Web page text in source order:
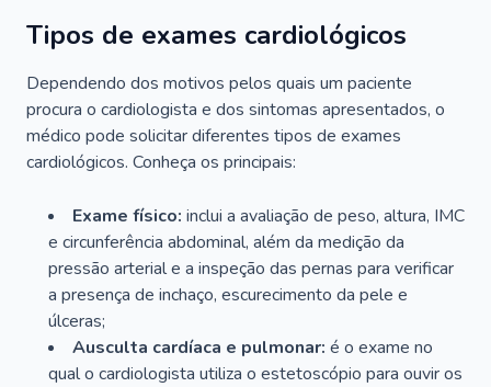
Tipos de exames cardiológicos
Dependendo dos motivos pelos quais um paciente
procura o cardiologista e dos sintomas apresentados, o
médico pode solicitar diferentes tipos de exames
cardiológicos. Conheça os principais:
Exame físico: inclui a avaliação de peso, altura, IMC
e circunferência abdominal, além da medição da
pressão arterial e a inspeção das pernas para verificar
a presença de inchaço, escurecimento da pele e
úlceras;
Ausculta cardíaca e pulmonar: é o exame no
qual o cardiologista utiliza o estetoscópio para ouvir os